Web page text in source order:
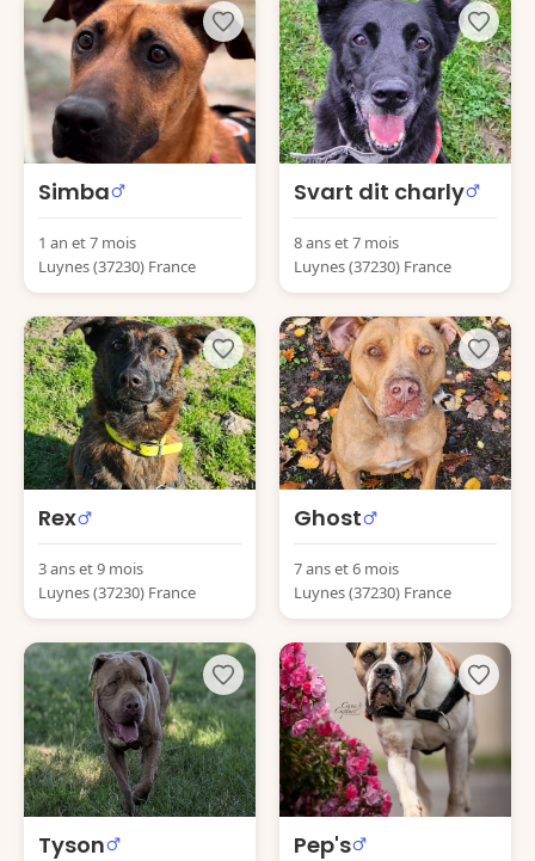
Simba
1 an et 7 mois
Luynes (37230) France
Svart dit charly
8 ans et 7 mois
Luynes (37230) France
Rex
3 ans et 9 mois
Luynes (37230) France
Ghost
7 ans et 6 mois
Luynes (37230) France
Tyson Pep's